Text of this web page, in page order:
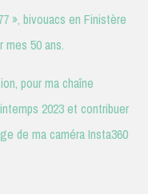
», bivouacs en Finistère
50 ans.
pour ma chaîne
2023 et contribuer
de ma caméra Insta360